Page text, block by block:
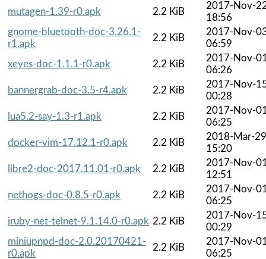
mutagen-1.39-r0.apk
2.2 KiB
2017-Nov-
18:56
gnome-bluetooth-doc-3.26.1-
r1.apk
2.2 KiB
2017-Nov-
06:59
xeyes-doc-1.1.1-r0.apk
2.2 KiB
2017-Nov-
06:26
bannergrab-doc-3.5-r4.apk
2.2 KiB
2017-Nov-
00:28
lua5.2-say-1.3-r1.apk
2.2 KiB
2017-Nov-
06:25
docker-vim-17.12.1-r0.apk
2.2 KiB
2018-Mar-29
15:20
libre2-doc-2017.11.01-r0.apk
2.2 KiB
2017-Nov-
12:51
nethogs-doc-0.8.5-r0.apk
2.2 KiB
2017-Nov-
06:25
jruby-net-telnet-9.1.14.0-r0.apk 2.2 KiB
2017-Nov-
00:29
miniupnpd-doc-2.0.20170421-
r0.apk
2.2 KiB
2017-Nov-
06:25